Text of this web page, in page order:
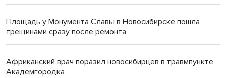
Площадь у Монумента Славы в Новосибирске пошла
трещинами сразу после ремонта
Африканский врач поразил новосибирцев в травмпункте
Академгородка